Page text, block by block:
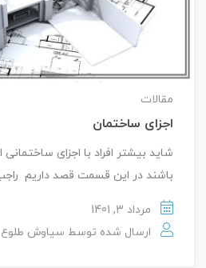
مقالات
اجزای ساختمان
شاید بیشتر افراد با اجزای
باشند در این قسمت قصد داریم
مرداد 3, 1401
ارسال شده توسط سیاوش طلوع